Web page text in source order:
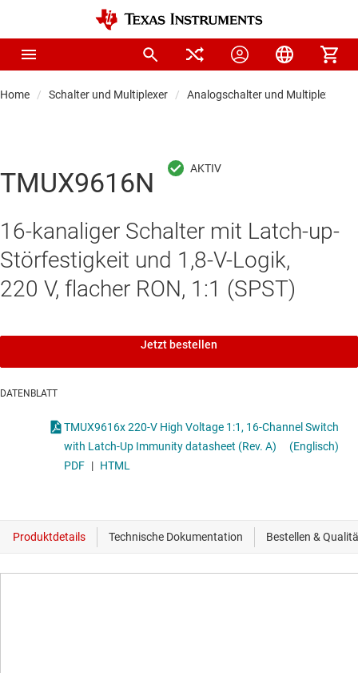
Home Schalter und Multiplexer Analogschalter und Multiplexer
TMUX9616N
16-kanaliger Schalter mit Latch-up-
Störfestigkeit und 1,8-V-Logik,
220 V, flacher RON, 1:1 (SPST)
Jetzt bestellen
DATENBLATT
TMUX9616x 220-V High Voltage 1:1, 16-Channel Switch
with Latch-Up Immunity datasheet (Rev. A)
(Englisch)
PDF | HTML